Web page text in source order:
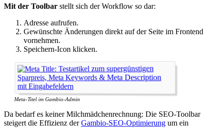
Mit der Toolbar stellt sich der Workflow so dar:
Adresse aufrufen.
Gewünschte Änderungen direkt auf der Seite im Frontend
vornehmen.
Speichern-Icon klicken.
Meta-Titel im Gambio-Admin
Da bedarf es keiner Milchmädchenrechnung: Die SEO-Toolbar
steigert die Effizienz derGambio-SEO-Optimierung um ein